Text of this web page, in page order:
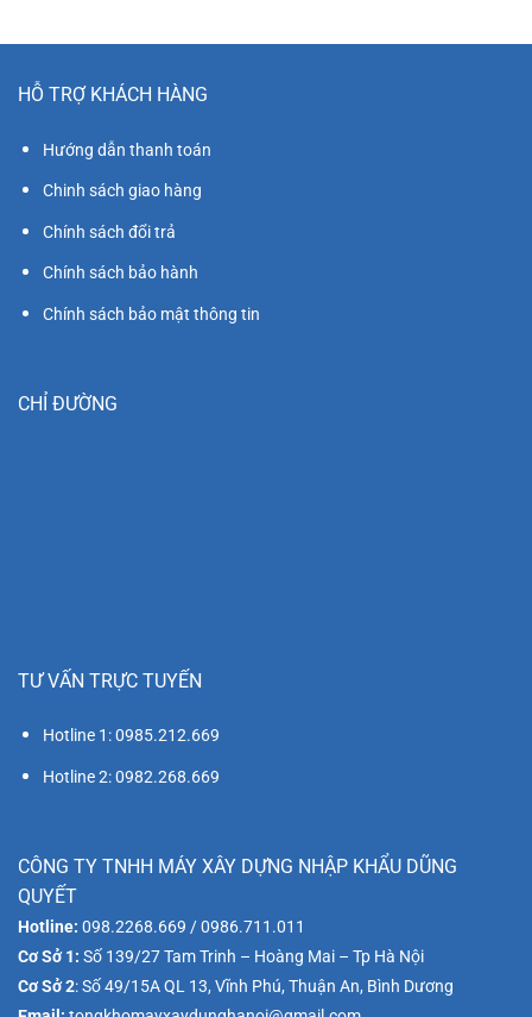
HỖ TRỢ KHÁCH HÀNG
Hướng dẫn thanh toán
Chinh sách giao hàng
Chính sách đổi trả
Chính sách bảo hành
Chính sách bảo mật thông tin
CHỈ ĐƯỜNG
TƯ VẤN TRỰC TUYẾN
Hotline 1: 0985.212.669
Hotline 2: 0982.268.669
CÔNG TY TNHH MÁY XÂY DỰNG NHẬP KHẨU DŨNG
QUYẾT
Hotline: 098.2268.669 / 0986.711.011
Cơ Sở 1: Số 139/27 Tam Trinh – Hoàng Mai – Tp Hà Nội
Cơ Sở 2: Số 49/15A QL 13, Vĩnh Phú, Thuận An, Bình Dương